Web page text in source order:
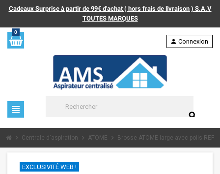
Cadeaux Surprise à partir de 99€ d'achat ( hors frais de livraison ) S.A.V
TOUTES MARQUES
0
view_headline
search
person Connexion
chevron_right Centrale d'aspiration chevron_right ATOME chevron_right Brosse ATOME large avec poils REF
EXCLUSIVITÉ WEB !